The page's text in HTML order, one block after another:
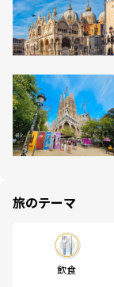
旅のテーマ
飲食